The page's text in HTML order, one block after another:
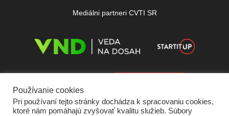
Mediálni partneri CVTI SR
Používanie cookies
Pri používaní tejto stránky dochádza k spracovaniu cookies,
ktoré nám pomáhajú zvyšovať kvalitu služieb. Súbory